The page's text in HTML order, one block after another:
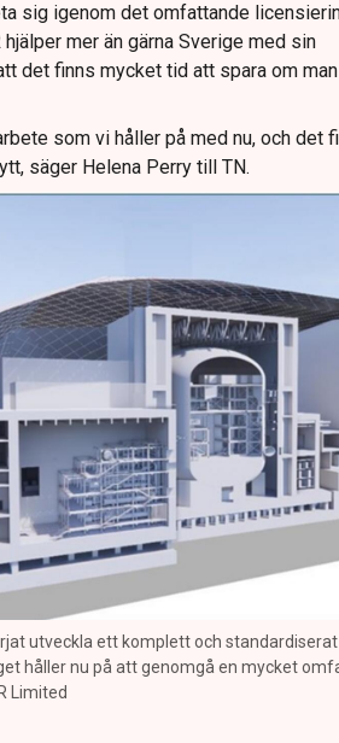
sig igenom det omfattande
mer än gärna Sverige med sin
det finns mycket tid att spara om
som vi håller på med nu, och det
säger Helena Perry till TN.
utveckla ett komplett och
håller nu på att genomgå en mycket
Limited